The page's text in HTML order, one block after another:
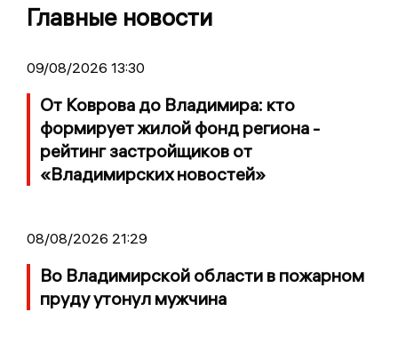
Главные новости
09/08/2026 13:30
От Коврова до Владимира: кто
формирует жилой фонд региона -
рейтинг застройщиков от
«Владимирских новостей»
08/08/2026 21:29
Во Владимирской области в пожарном
пруду утонул мужчина